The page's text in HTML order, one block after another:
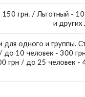
грн. / Льготный -
и других
для одного и группы.
до 10 человек - 300
грн / до 25 человек